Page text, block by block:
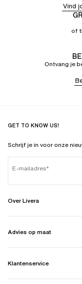
Vind
of
Ontvang je
GET TO KNOW US!
Schrijf je in voor onze
E-mailadres
Over Livera
Advies op maat
Klantenservice